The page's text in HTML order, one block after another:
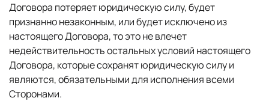
Договора потеряет юридическую силу, будет
признанно незаконным, или будет исключено из
настоящего Договора, то это не влечет
недействительность остальных условий настоящего
Договора, которые сохранят юридическую силу и
являются, обязательными для исполнения всеми
Сторонами.